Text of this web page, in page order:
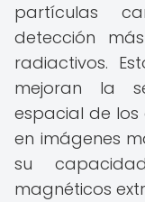
partículas
detección
radiactivos.
mejoran la
espacial de los
en imágenes
su
magnéticos